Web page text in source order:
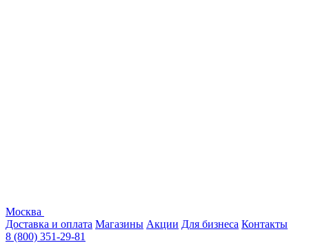
Москва
Доставка и оплата Магазины Акции Для бизнеса Контакты
8 (800) 351-29-81